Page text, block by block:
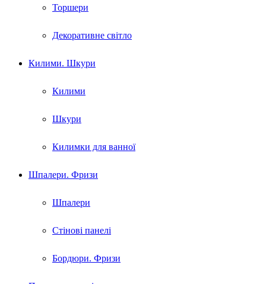
Торшери
Декоративне світло
Килими. Шкури
Килими
Шкури
Килимки для ванної
Шпалери. Фризи
Шпалери
Стінові панелі
Бордюри. Фризи